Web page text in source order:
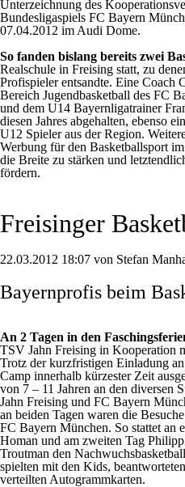
Unterzeichnung des
Bundesligaspiels FC Bayern
07.04.2012 im Audi Dome.
So fanden bislang bereits zwei
Realschule in Freising statt, zu
Profispieler entsandte. Eine
Bereich Jugendbasketball des FC
und dem U14 Bayernligatrainer
diesen Jahres abgehalten, ebenso
U12 Spieler aus der Region.
Werbung für den Basketballsport
die Breite zu stärken und
fördern.
Freisinger
22.03.2012 18:07 von Stefan
Bayernprofis beim
An 2 Tagen in den
TSV Jahn Freising in Kooperation
Trotz der kurzfristigen Einladung
Camp innerhalb kürzester Zeit
von 7 – 11 Jahren an den diversen
Jahn Freising und FC Bayern
an beiden Tagen waren die
FC Bayern München. So stattet an
Homan und am zweiten Tag
Troutman den
spielten mit den Kids,
verteilten Autogrammkarten.